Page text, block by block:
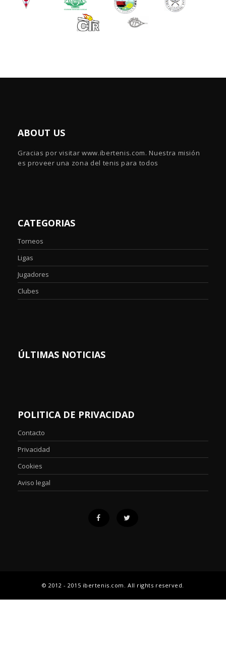
ABOUT US
Gracias por visitar www.ibertenis.com. Nuestra misión
es proveer una zona del tenis para todos
CATEGORIAS
Torneos
Ligas
Jugadores
Clubes
ÚLTIMAS NOTICIAS
POLITICA DE PRIVACIDAD
Contacto
Privacidad
Cookies
Aviso legal
© 2012 - 2015 ibertenis.com. All rights reserved.